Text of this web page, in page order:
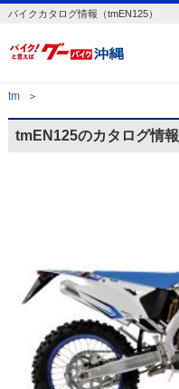
バイクカタログ情報（tmEN125）
tm ＞
tmEN125のカタログ情報